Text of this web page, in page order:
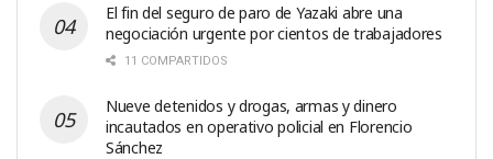
El fin del seguro de paro de Yazaki abre una
negociación urgente por cientos de trabajadores
11 COMPARTIDOS
Nueve detenidos y drogas, armas y dinero
incautados en operativo policial en Florencio
Sánchez